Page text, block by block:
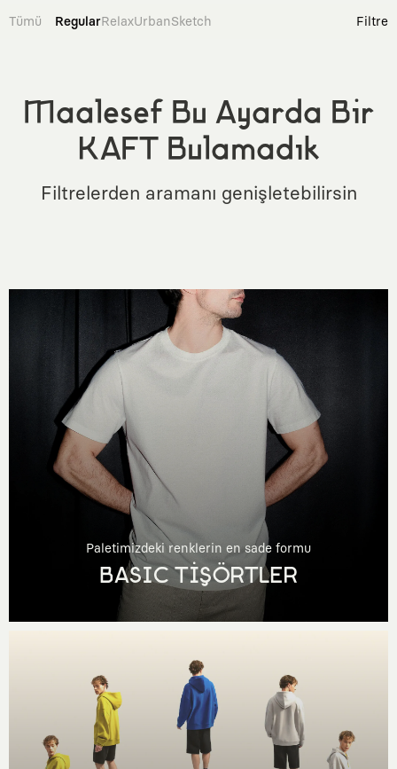
Tümü RegularRelaxUrbanSketch Filtre
Maalesef Bu Ayarda Bir
KAFT Bulamadık
Filtrelerden aramanı genişletebilirsin
Paletimizdeki renklerin en sade formu
BASIC TİŞÖRTLER